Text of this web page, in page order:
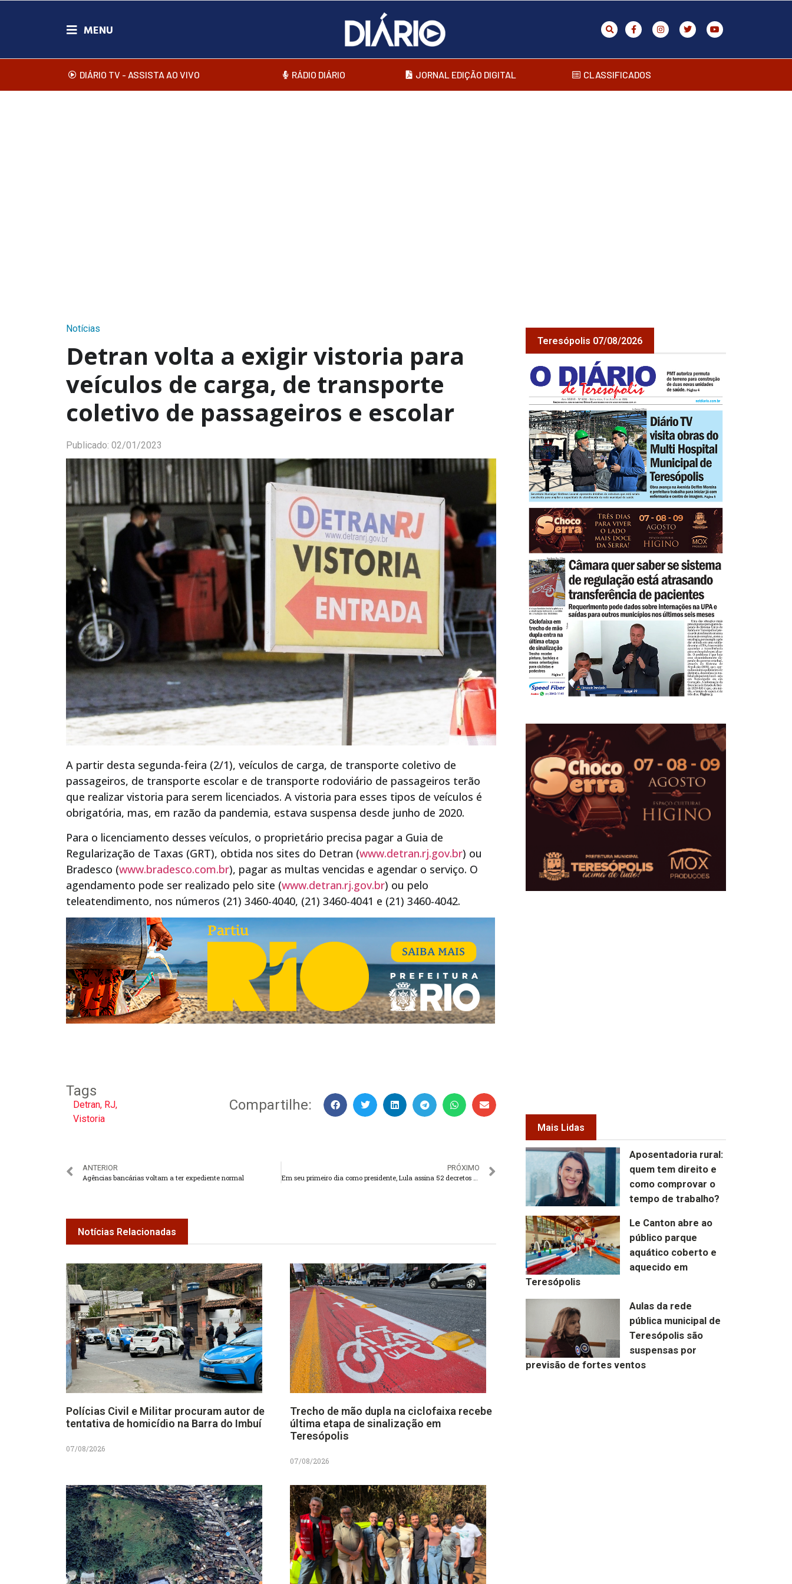
DIÁRIO TV - ASSISTA AO VIVO RÁDIO DIÁRIO JORNAL EDIÇÃO DIGITAL CLASSIFICADOS
Notícias
Detran volta a exigir vistoria para
veículos de carga, de transporte
coletivo de passageiros e escolar
Publicado: 02/01/2023
A partir desta segunda-feira (2/1), veículos de carga, de transporte coletivo de
passageiros, de transporte escolar e de transporte rodoviário de passageiros terão
que realizar vistoria para serem licenciados. A vistoria para esses tipos de veículos é
obrigatória, mas, em razão da pandemia, estava suspensa desde junho de 2020.
Para o licenciamento desses veículos, o proprietário precisa pagar a Guia de
Regularização de Taxas (GRT), obtida nos sites do Detran (www.detran.rj.gov.br) ou
Bradesco (www.bradesco.com.br), pagar as multas vencidas e agendar o serviço. O
agendamento pode ser realizado pelo site (www.detran.rj.gov.br) ou pelo
teleatendimento, nos números (21) 3460-4040, (21) 3460-4041 e (21) 3460-4042.
Tags
Detran, RJ,
Vistoria
Compartilhe:
ANTERIOR
Agências bancárias voltam a ter expediente normal
PRÓXIMO
Notícias Relacionadas
Polícias Civil e Militar procuram autor de
tentativa de homicídio na Barra do Imbuí
07/08/2026
Trecho de mão dupla na ciclofaixa recebe
última etapa de sinalização em
Teresópolis
07/08/2026
Teresópolis 07/08/2026
Mais Lidas
Aposentadoria rural:
quem tem direito e
como comprovar o
tempo de trabalho?
Le Canton abre ao
público parque
aquático coberto e
aquecido em
Teresópolis
Aulas da rede
pública municipal de
Teresópolis são
suspensas por
previsão de fortes ventos